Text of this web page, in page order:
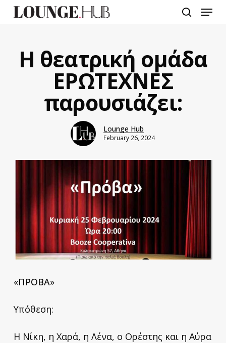
Menu
Η θεατρική ομάδα
ΕΡΩΤΕΧΝΕΣ
παρουσιάζει:
Lounge Hub
February 26, 2024
«ΠΡΟΒΑ»
Υπόθεση:
Η Νίκη, η Χαρά, η Λένα, ο Ορέστης και η Αύρα